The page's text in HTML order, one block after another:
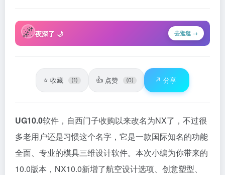
🌌夜深了 🌙 去逛逛 →
⭐ 收藏 (1) 👍 点赞 (0) ↗️ 分享
UG10.0软件，自西门子收购以来改名为NX了，不过很
多老用户还是习惯这个名字，它是一款国际知名的功能
全面、专业的模具三维设计软件。本次小编为你带来的
10.0版本，NX10.0新增了航空设计选项、创意塑型、